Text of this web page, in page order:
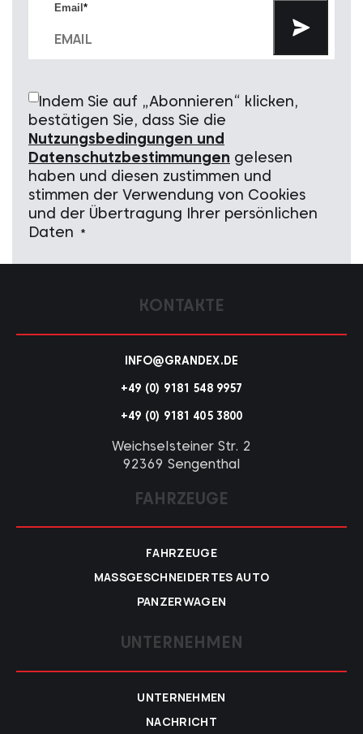
Email *
Indem Sie auf „Abonnieren“ klicken,
bestätigen Sie, dass Sie die
Nutzungsbedingungen und
Datenschutzbestimmungen gelesen
haben und diesen zustimmen und
stimmen der Verwendung von Cookies
und der Übertragung Ihrer persönlichen
Daten
*
KONTAKTE
INFO@GRANDEX.DE
+49 (0) 9181 548 9957
+49 (0) 9181 405 3800
Weichselsteiner Str. 2
92369 Sengenthal
FAHRZEUGE
FAHRZEUGE
MASSGESCHNEIDERTES AUTO
PANZERWAGEN
UNTERNEHMEN
UNTERNEHMEN
NACHRICHT